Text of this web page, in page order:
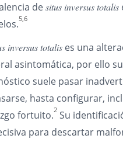
desitus inversus totalis
5,6
inversus totalis es una
asintomática, por ello su
suele pasar
hasta configurar,
fortuito.2 Su
para descartar